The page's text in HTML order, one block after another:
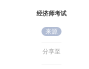
经济师考试
网
来源
分享至